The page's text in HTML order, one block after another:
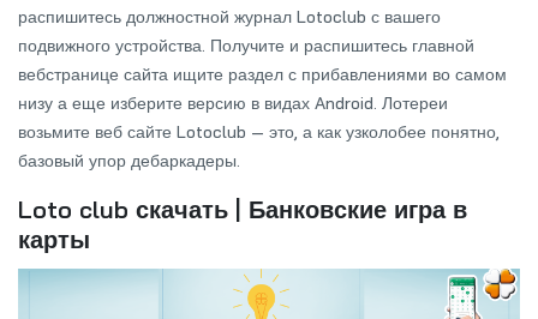
распишитесь должностной журнал Lotoclub с вашего
подвижного устройства. Получите и распишитесь главной
вебстранице сайта ищите раздел с прибавлениями во самом
низу а еще изберите версию в видах Android. Лотереи
возьмите веб сайте Lotoclub — это, а как узколобее понятно,
базовый упор дебаркадеры.
Loto club скачать | Банковские игра в
карты